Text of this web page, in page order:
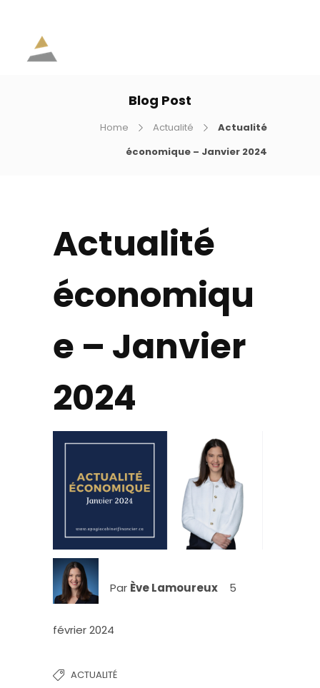
Blog Post
Home Actualité
Actualité
économique – Janvier 2024
Actualité
économiqu
e – Janvier
2024
Par Ève Lamoureux 5
février 2024
ACTUALITÉ